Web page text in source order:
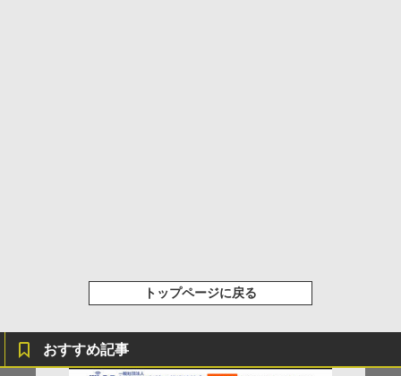
トップページに戻る
おすすめ記事